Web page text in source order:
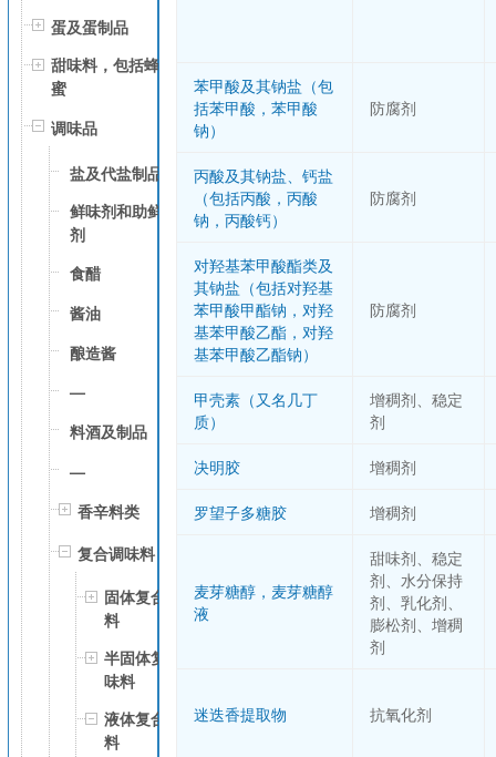
蛋及蛋制品
甜味料，包括蜂
蜜
调味品
盐及代盐制品
鲜味剂和助鲜
剂
食醋
酱油
酿造酱
—
料酒及制品
—
香辛料类
复合调味料
固体复合调味
料
半固体复合调
味料
液体复合调味
料
苯甲酸及其钠盐（包
括苯甲酸，苯甲酸
钠）
防腐剂
丙酸及其钠盐、钙盐
（包括丙酸，丙酸
钠，丙酸钙）
防腐剂
对羟基苯甲酸酯类及
其钠盐（包括对羟基
苯甲酸甲酯钠，对羟
基苯甲酸乙酯，对羟
基苯甲酸乙酯钠）
防腐剂
甲壳素（又名几丁
质）
增稠剂、稳定
剂
决明胶 增稠剂
罗望子多糖胶 增稠剂
麦芽糖醇，麦芽糖醇
液
甜味剂、稳定
剂、水分保持
剂、乳化剂、
膨松剂、增稠
剂
迷迭香提取物 抗氧化剂